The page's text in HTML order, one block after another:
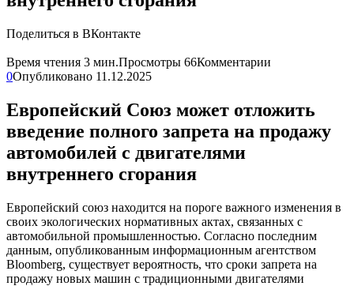
Поделиться в ВКонтакте
Время чтения 3 мин.Просмотры 66Комментарии
0Опубликовано 11.12.2025
Европейский Союз может отложить
введение полного запрета на продажу
автомобилей с двигателями
внутреннего сгорания
Европейский союз находится на пороге важного изменения в
своих экологических нормативных актах, связанных с
автомобильной промышленностью. Согласно последним
данным, опубликованным информационным агентством
Bloomberg, существует вероятность, что сроки запрета на
продажу новых машин с традиционными двигателями